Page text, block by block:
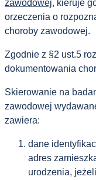
zawodowej, kieruje
orzeczenia o
choroby zawodowej.
Zgodnie z §2 ust.5
dokumentowania
Skierowanie na
zawodowej
zawiera:
dane
adres
urodzenia,